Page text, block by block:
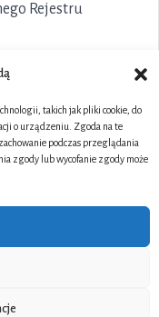
takich jak pliki cookie, do
o urządzeniu. Zgoda na te
podczas przeglądania
zgody lub wycofanie zgody może
Rejestru